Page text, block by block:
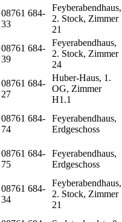
08761 684-
33
Feyberabendhaus,
2. Stock, Zimmer
21
08761 684-
39
Feyerabendhaus,
2. Stock, Zimmer
24
08761 684-
27
Huber-Haus, 1.
OG, Zimmer
H1.1
08761 684-
74
Feyerabendhaus,
Erdgeschoss
08761 684-
75
Feyerabendhaus,
Erdgeschoss
08761 684-
34
Feyberabendhaus,
2. Stock, Zimmer
21